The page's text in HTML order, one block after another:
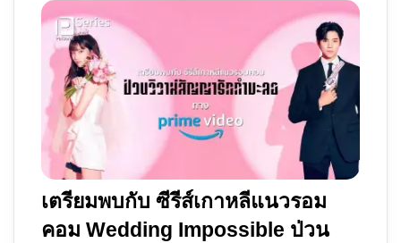
เตรียมพบกับ ซีรีส์เกาหลีแนวรอม
คอม Wedding Impossible ป่วน